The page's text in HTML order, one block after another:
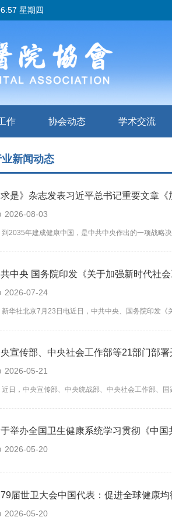
星期四
作 协会动态 学术交流
新闻动态
求是》杂志发表习近平总书记重要文章《
2026-08-03
2035年建成健康中国，是中共中央作出的一项战略决
中央 国务院印发《关于加强新时代社会
2026-07-24
华社北京7月23日电近日，中共中央、国务院印发《
宣传部、中央社会工作部等21部门部
2026-05-21
日，中央宣传部、中央统战部、中央社会工作部、国
举办全国卫生健康系统学习贯彻《中
2026-05-20
届世卫大会中国代表：促进全球健康均
2026-05-20